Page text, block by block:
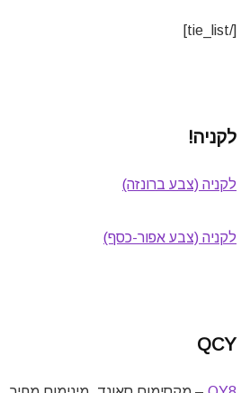
[/tie_list]
לקניה!
לקניה (צבע ברונזה)
לקניה (צבע אפור-כסף)
QCY